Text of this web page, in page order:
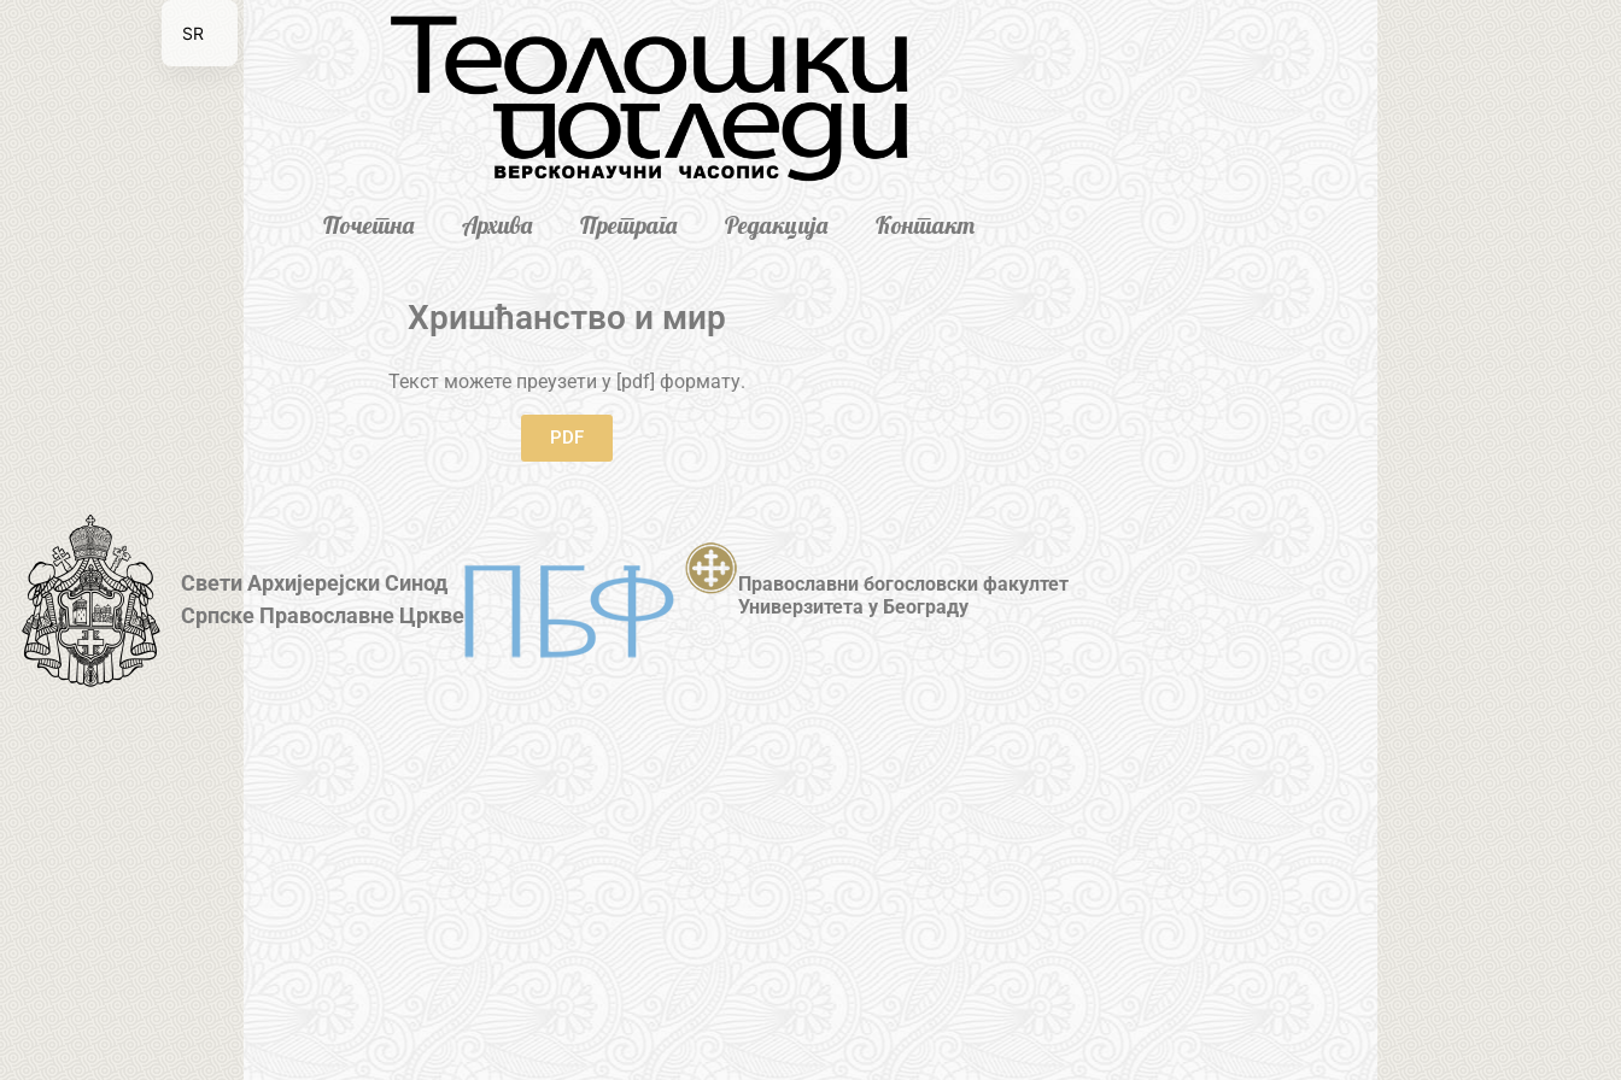
Почетна Архива Претрага Редакција Контакт
Хришћанство и мир
Текст можете преузети у [pdf] формату.
PDF
Свети Архијерејски Синод
Српске Православне Цркве
Православни богословски факултет
Универзитета у Београду
SR
EN